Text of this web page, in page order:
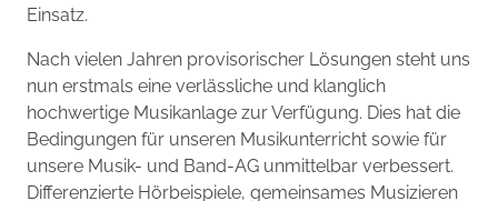
Einsatz.
Nach vielen Jahren provisorischer Lösungen steht uns
nun erstmals eine verlässliche und klanglich
hochwertige Musikanlage zur Verfügung. Dies hat die
Bedingungen für unseren Musikunterricht sowie für
unsere Musik- und Band-AG unmittelbar verbessert.
Differenzierte Hörbeispiele, gemeinsames Musizieren